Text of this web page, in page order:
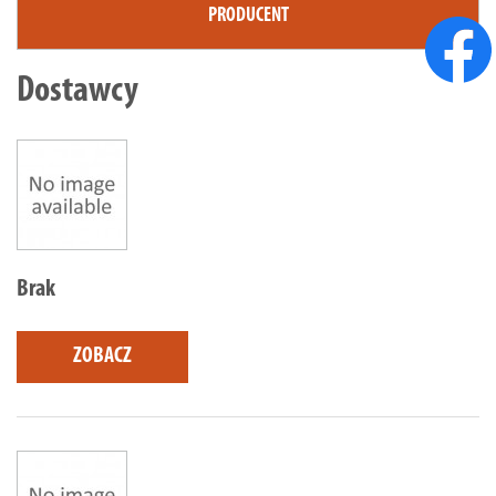
PRODUCENT
Dostawcy
Brak
ZOBACZ